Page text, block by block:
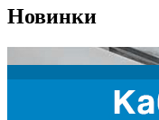
Новинки